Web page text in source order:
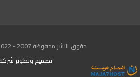
حقوق النشر محفوظة 2007 - 2022 © طنجة نيوز
تصميم وتطوير شركة